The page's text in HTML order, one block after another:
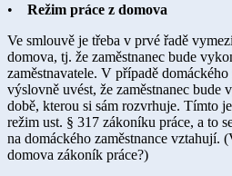
• Režim práce z domova
Ve smlouvě je třeba v prvé řadě
domova, tj. že zaměstnanec bude
zaměstnavatele. V případě
výslovně uvést, že zaměstnanec bude
době, kterou si sám rozvrhuje. Tímto
režim ust. § 317 zákoníku práce, a to
na domáckého zaměstnance vztahují.
domova zákoník práce?)